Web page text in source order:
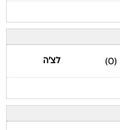
(0) לצ'ה